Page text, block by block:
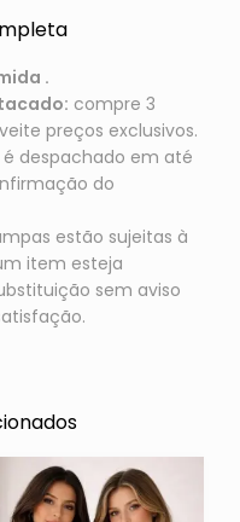
.
compre 3
preços exclusivos.
é despachado em até
do
estão sujeitas à
item esteja
sem aviso